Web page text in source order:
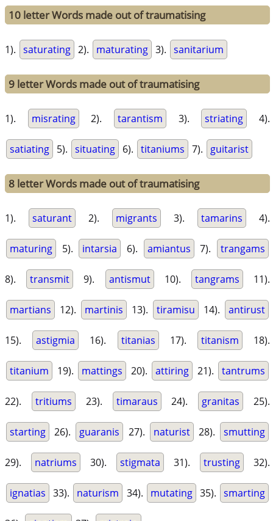
10 letter Words made out of traumatising
1). saturating 2). maturating 3). sanitarium
9 letter Words made out of traumatising
1). misrating 2). tarantism 3). striating 4).
satiating 5). situating 6). titaniums 7). guitarist
8 letter Words made out of traumatising
1). saturant 2). migrants 3). tamarins 4).
maturing 5). intarsia 6). amiantus 7). trangams
8). transmit 9). antismut 10). tangrams 11).
martians 12). martinis 13). tiramisu 14). antirust
15). astigmia 16). titanias 17). titanism 18).
titanium 19). mattings 20). attiring 21). tantrums
22). tritiums 23). timaraus 24). granitas 25).
starting 26). guaranis 27). naturist 28). smutting
29). natriums 30). stigmata 31). trusting 32).
ignatias 33). naturism 34). mutating 35). smarting